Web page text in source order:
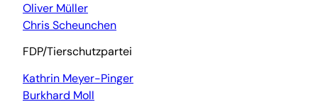
Oliver Müller
Chris Scheunchen
FDP/Tierschutzpartei
Kathrin Meyer-Pinger
Burkhard Moll